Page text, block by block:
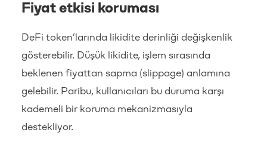
Fiyat etkisi koruması
DeFi token’larında likidite derinliği değişkenlik
gösterebilir. Düşük likidite, işlem sırasında
beklenen fiyattan sapma (slippage) anlamına
gelebilir. Paribu, kullanıcıları bu duruma karşı
kademeli bir koruma mekanizmasıyla
destekliyor.